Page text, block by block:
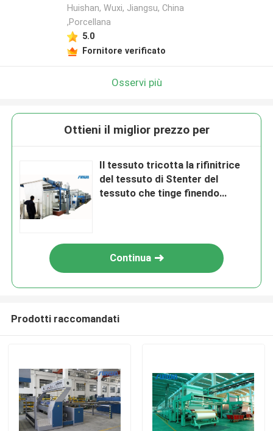
Huishan, Wuxi, Jiangsu, China
,Porcellana
5.0
Fornitore verificato
Osservi più
Ottieni il miglior prezzo per
Il tessuto tricotta la rifinitrice
del tessuto di Stenter del
tessuto che tinge finendo
Continua
Prodotti raccomandati